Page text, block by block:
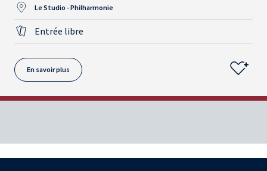
Le Studio - Philharmonie
Entrée libre
En savoir plus